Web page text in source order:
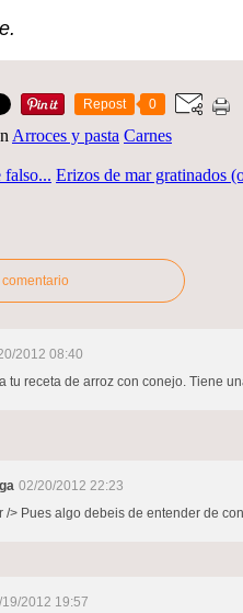
Repost 0
Arroces y pasta Carnes
falso... Erizos de mar gratinados
2012 08:40
tu receta de arroz con conejo. Tiene
02/20/2012 22:23
/> Pues algo debeis de entender de
2012 19:57